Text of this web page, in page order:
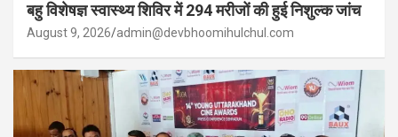
बहु विशेषज्ञ स्वास्थ्य शिविर में 294 मरीजों की हुई निशुल्क जांच
August 9, 2026 admin@devbhoomihulchul.com